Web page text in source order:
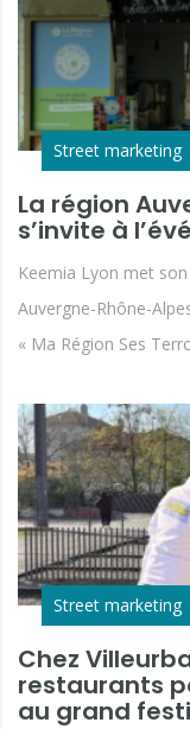
Street marketing
La région
s’invite à
Keemia Lyon met
Auvergne-Rhône-
« Ma Région Ses
Street marketing
Chez
restaurants
au grand